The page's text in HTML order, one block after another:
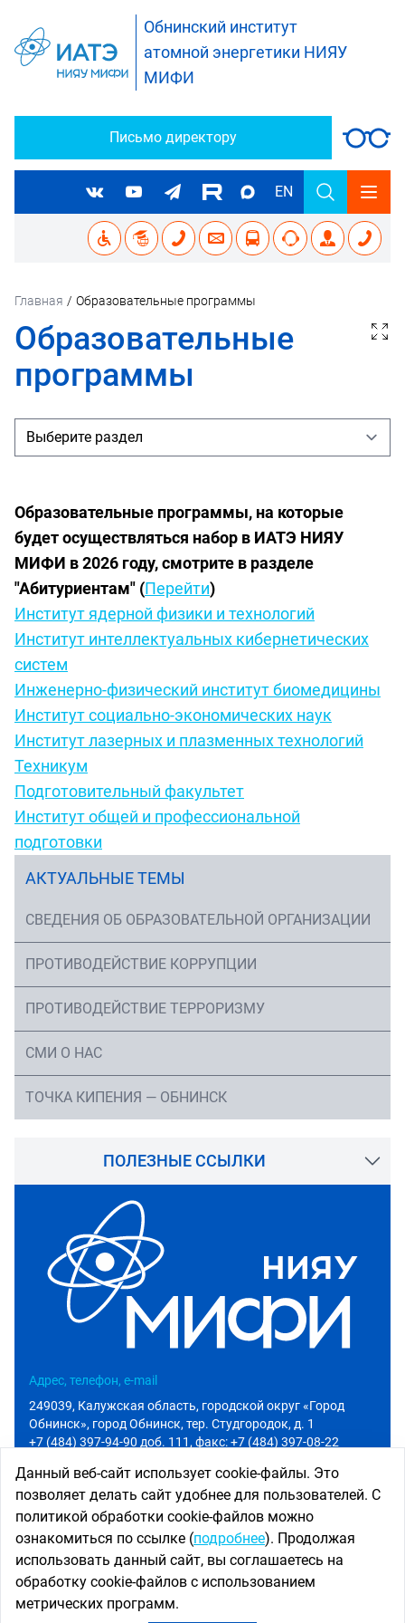
Обнинский институт
атомной энергетики НИЯУ
МИФИ
Письмо директору
EN
Главная / Образовательные программы
Образовательные
программы
Образовательные программы, на которые
будет осуществляться набор в ИАТЭ НИЯУ
МИФИ в 2026 году, смотрите в разделе
"Абитуриентам" (Перейти)
Институт ядерной физики и технологий
Институт интеллектуальных кибернетических
систем
Инженерно-физический институт биомедицины
Институт социально-экономических наук
Институт лазерных и плазменных технологий
Техникум
Подготовительный факультет
Институт общей и профессиональной
подготовки
АКТУАЛЬНЫЕ ТЕМЫ
СВЕДЕНИЯ ОБ ОБРАЗОВАТЕЛЬНОЙ ОРГАНИЗАЦИИ
ПРОТИВОДЕЙСТВИЕ КОРРУПЦИИ
ПРОТИВОДЕЙСТВИЕ ТЕРРОРИЗМУ
СМИ О НАС
ТОЧКА КИПЕНИЯ — ОБНИНСК
ПОЛЕЗНЫЕ ССЫЛКИ
Адрес, телефон, e-mail
249039, Калужская область, городской округ «Город
Обнинск», город Обнинск, тер. Студгородок, д. 1
+7 (484) 397-94-90 доб. 111, факс: +7 (484) 397-08-22
Приемная комиссия
Абитуриенту
+7 (484) 397-94-90 доб. 801
priem@iate.obninsk.ru
Использование новостных материалов сайта возможно
только при наличии активной ссылки на
Данный веб-сайт использует cookie-файлы. Это
позволяет делать сайт удобнее для пользователей. С
политикой обработки cookie-файлов можно
ознакомиться по ссылке (подробнее). Продолжая
использовать данный сайт, вы соглашаетесь на
обработку cookie-файлов с использованием
метрических программ.